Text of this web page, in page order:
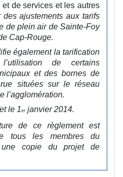
de services et les autres
des ajustements aux tarifs
de plein air de Sainte‑Foy
Cap‑Rouge.
également la tarification
de certains
et des bornes de
situées sur le réseau
l’agglomération.
le 1erjanvier 2014.
de ce règlement est
tous les membres du
copie du projet de